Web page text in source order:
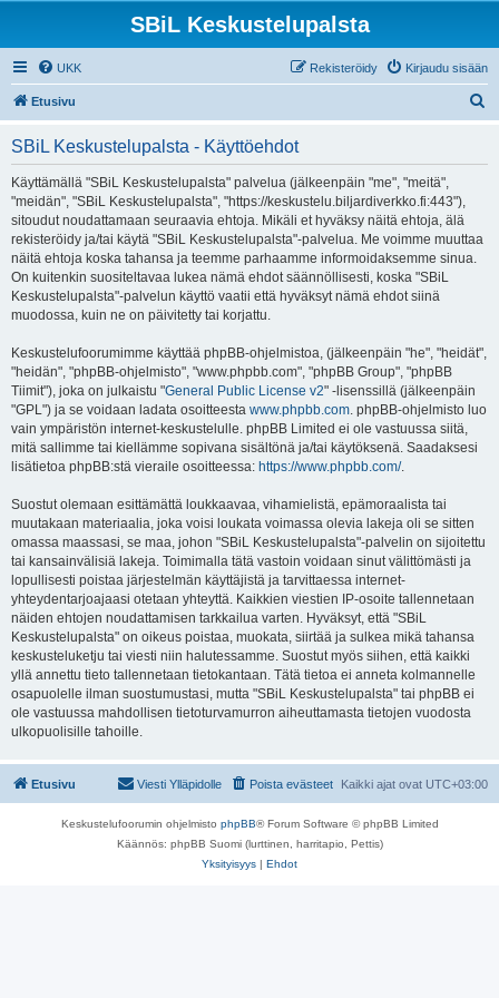
SBiL Keskustelupalsta
UKK Kirjaudu sisään
Rekisteröidy
Etusivu
SBiL Keskustelupalsta - Käyttöehdot
Käyttämällä "SBiL Keskustelupalsta" palvelua (jälkeenpäin "me", "meitä",
"meidän", "SBiL Keskustelupalsta", "https://keskustelu.biljardiverkko.fi:443"),
sitoudut noudattamaan seuraavia ehtoja. Mikäli et hyväksy näitä ehtoja, älä
rekisteröidy ja/tai käytä "SBiL Keskustelupalsta"-palvelua. Me voimme muuttaa
näitä ehtoja koska tahansa ja teemme parhaamme informoidaksemme sinua.
On kuitenkin suositeltavaa lukea nämä ehdot säännöllisesti, koska "SBiL
Keskustelupalsta"-palvelun käyttö vaatii että hyväksyt nämä ehdot siinä
muodossa, kuin ne on päivitetty tai korjattu.
Keskustelufoorumimme käyttää phpBB-ohjelmistoa, (jälkeenpäin "he", "heidät",
"heidän", "phpBB-ohjelmisto", "www.phpbb.com", "phpBB Group", "phpBB
Tiimit"), joka on julkaistu "General Public License v2" -lisenssillä (jälkeenpäin
"GPL") ja se voidaan ladata osoitteesta www.phpbb.com. phpBB-ohjelmisto luo
vain ympäristön internet-keskustelulle. phpBB Limited ei ole vastuussa siitä,
mitä sallimme tai kiellämme sopivana sisältönä ja/tai käytöksenä. Saadaksesi
lisätietoa phpBB:stä vieraile osoitteessa: https://www.phpbb.com/.
Suostut olemaan esittämättä loukkaavaa, vihamielistä, epämoraalista tai
muutakaan materiaalia, joka voisi loukata voimassa olevia lakeja oli se sitten
omassa maassasi, se maa, johon "SBiL Keskustelupalsta"-palvelin on sijoitettu
tai kansainvälisiä lakeja. Toimimalla tätä vastoin voidaan sinut välittömästi ja
lopullisesti poistaa järjestelmän käyttäjistä ja tarvittaessa internet-
yhteydentarjoajaasi otetaan yhteyttä. Kaikkien viestien IP-osoite tallennetaan
näiden ehtojen noudattamisen tarkkailua varten. Hyväksyt, että "SBiL
Keskustelupalsta" on oikeus poistaa, muokata, siirtää ja sulkea mikä tahansa
keskusteluketju tai viesti niin halutessamme. Suostut myös siihen, että kaikki
yllä annettu tieto tallennetaan tietokantaan. Tätä tietoa ei anneta kolmannelle
osapuolelle ilman suostumustasi, mutta "SBiL Keskustelupalsta" tai phpBB ei
ole vastuussa mahdollisen tietoturvamurron aiheuttamasta tietojen vuodosta
ulkopuolisille tahoille.
Etusivu Kaikki ajat ovat UTC+03:00
Poista evästeet
Viesti Ylläpidolle
Keskustelufoorumin ohjelmisto phpBB® Forum Software © phpBB Limited
Käännös: phpBB Suomi (lurttinen, harritapio, Pettis)
Yksityisyys | Ehdot